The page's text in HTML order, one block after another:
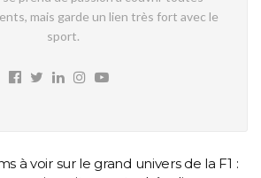
mais garde un lien très fort avec le
sport.
à voir sur le grand univers de la F1 :